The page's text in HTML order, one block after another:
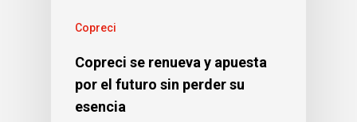
Copreci
Copreci se renueva y apuesta
por el futuro sin perder su
esencia